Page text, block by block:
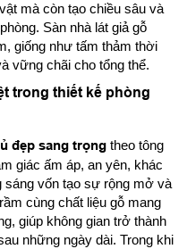
mà còn tạo chiều sâu và
Sàn nhà lát giả gỗ
giống như tấm thảm thời
vững chãi cho tổng thể.
trong thiết kế phòng
đẹp sang trọng theo tông
giác ấm áp, an yên, khác
sáng vốn tạo sự rộng mở và
cùng chất liệu gỗ mang
giúp không gian trở thành
những ngày dài. Trong khi